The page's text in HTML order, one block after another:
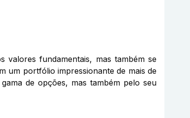
valores fundamentais, mas também se
um portfólio impressionante de mais de
de opções, mas também pelo seu